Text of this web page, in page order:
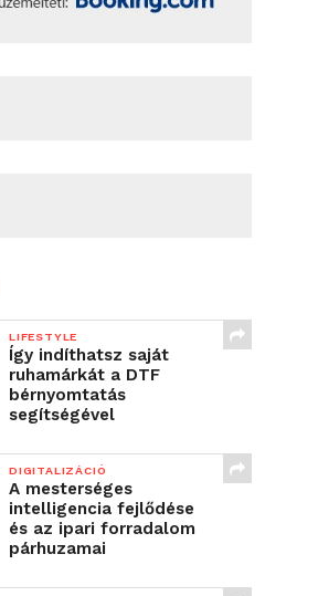
LIFESTYLE
Így indíthatsz saját
ruhamárkát a DTF
bérnyomtatás
segítségével
DIGITALIZÁCIÓ
A mesterséges
intelligencia fejlődése
és az ipari forradalom
párhuzamai